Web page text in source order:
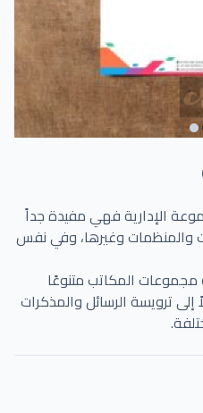
الإدارية فهي مفيدة جداً
والمنظمات وغيرها، وفي نفس
المكاتب متنوعًا
ترويسة الرسائل والمذكرات